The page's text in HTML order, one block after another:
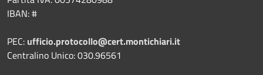
IBAN: #
PEC: ufficio.protocollo@cert.montichiari.it
Centralino Unico: 030.96561